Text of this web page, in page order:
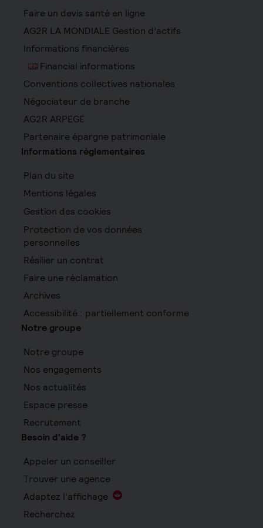
Faire un devis santé en ligne
AG2R LA MONDIALE Gestion d’actifs
Informations financières
Financial informations
Conventions collectives nationales
Négociateur de branche
AG2R ARPEGE
Partenaire épargne patrimoniale
Informations réglementaires
Plan du site
Mentions légales
Gestion des cookies
Protection de vos données
personnelles
Résilier un contrat
Faire une réclamation
Archives
Accessibilité : partiellement conforme
Notre groupe
Notre groupe
Nos engagements
Nos actualités
Espace presse
Recrutement
Besoin d'aide ?
Appeler un conseiller
Trouver une agence
Adaptez l'affichage
Recherchez